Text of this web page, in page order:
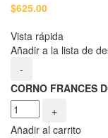
$625.00
Vista rápida
Añadir a la lista de
-
CORNO FRANCES
+
Añadir al carrito